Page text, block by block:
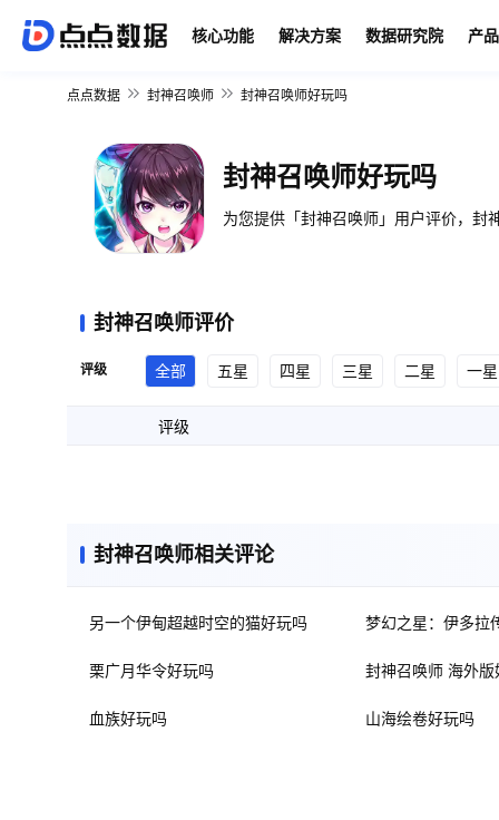
核心功能 解决方案 数据研究院 产
点点数据 封神召唤师 封神召唤师好玩吗
封神召唤师好玩吗
为您提供「封神召唤师」用户评价，封
封神召唤师评价
评级 全部 五星 四星 三星 二星 一星
评级
封神召唤师相关评论
另一个伊甸超越时空的猫好玩吗 梦幻之星：伊多拉
栗广月华令好玩吗 封神召唤师 海外版
血族好玩吗 山海绘卷好玩吗